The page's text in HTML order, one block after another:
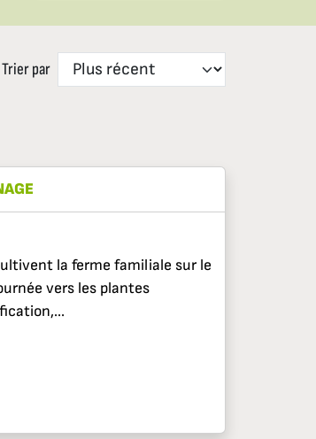
Trier par
la ferme familiale sur le
vers les plantes